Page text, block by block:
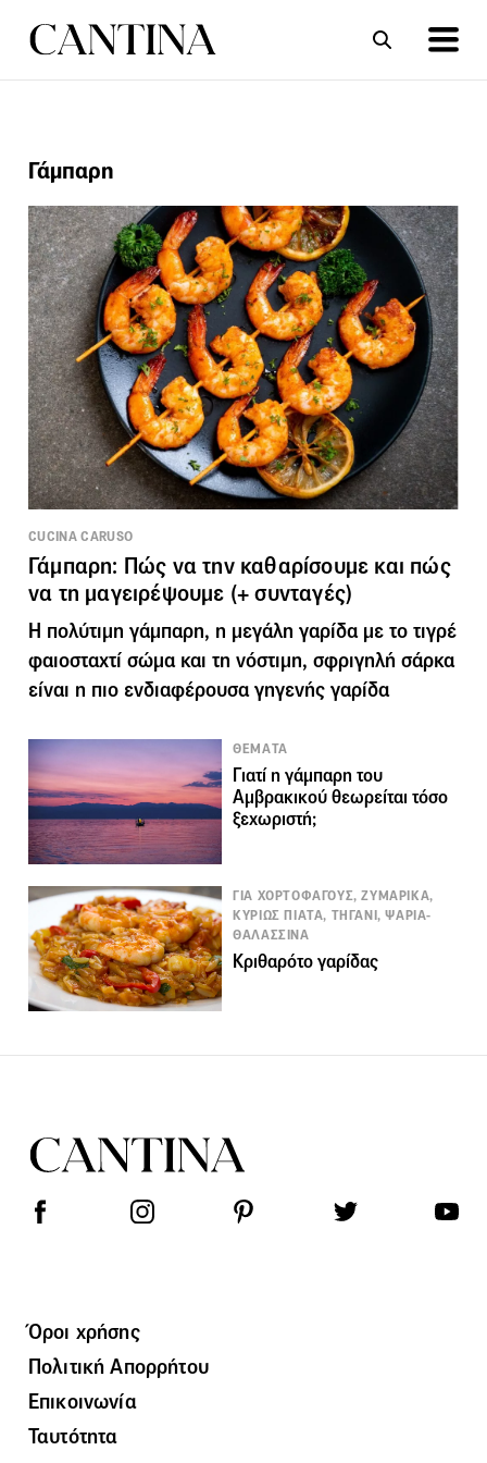
Γάμπαρη
CUCINA CARUSO
Γάμπαρη: Πώς να την καθαρίσουμε και πώς
να τη μαγειρέψουμε (+ συνταγές)
Η πολύτιμη γάμπαρη, η μεγάλη γαρίδα με το τιγρέ
φαιοσταχτί σώμα και τη νόστιμη, σφριγηλή σάρκα
είναι η πιο ενδιαφέρουσα γηγενής γαρίδα
ΘΕΜΑΤΑ
Γιατί η γάμπαρη του
Αμβρακικού θεωρείται τόσο
ξεχωριστή;
ΓΙΑ ΧΟΡΤΟΦΑΓΟΥΣ, ΖΥΜΑΡΙΚΑ,
ΚΥΡΙΩΣ ΠΙΑΤΑ, ΤΗΓΑΝΙ, ΨΑΡΙΑ-
ΘΑΛΑΣΣΙΝΑ
Κριθαρότο γαρίδας
Όροι χρήσης
Πολιτική Απορρήτου
Επικοινωνία
Ταυτότητα